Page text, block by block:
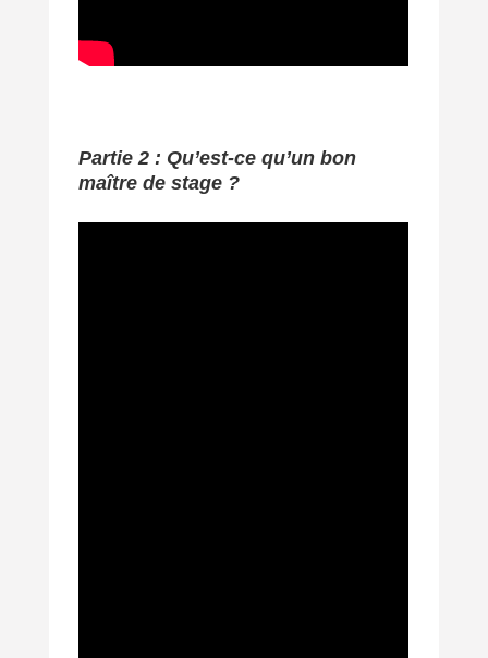
Partie 2 : Qu’est-ce qu’un bon
maître de stage ?